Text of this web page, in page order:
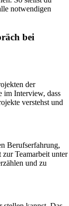
notwendigen
bei
der
Interview, dass
verstehst und
Berufserfahrung,
Teamarbeit unter
und zu